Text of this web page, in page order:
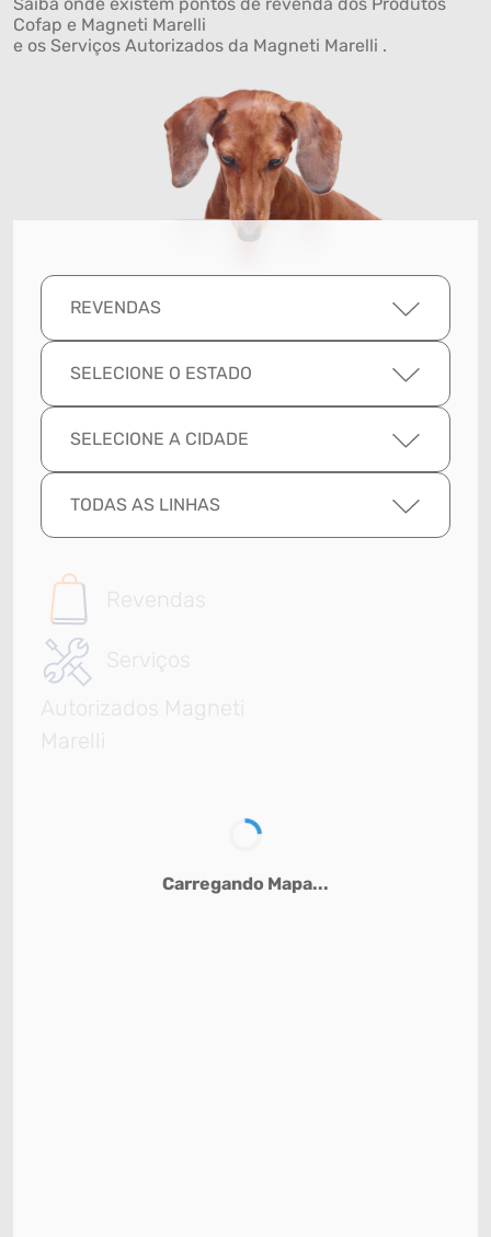
Saiba onde existem pontos de revenda dos Produtos
Cofap e Magneti Marelli
e os Serviços Autorizados da Magneti Marelli .
REVENDAS
SELECIONE O ESTADO
SELECIONE A CIDADE
TODAS AS LINHAS
Revendas
Serviços
Autorizados Magneti
Marelli
Carregando Mapa...